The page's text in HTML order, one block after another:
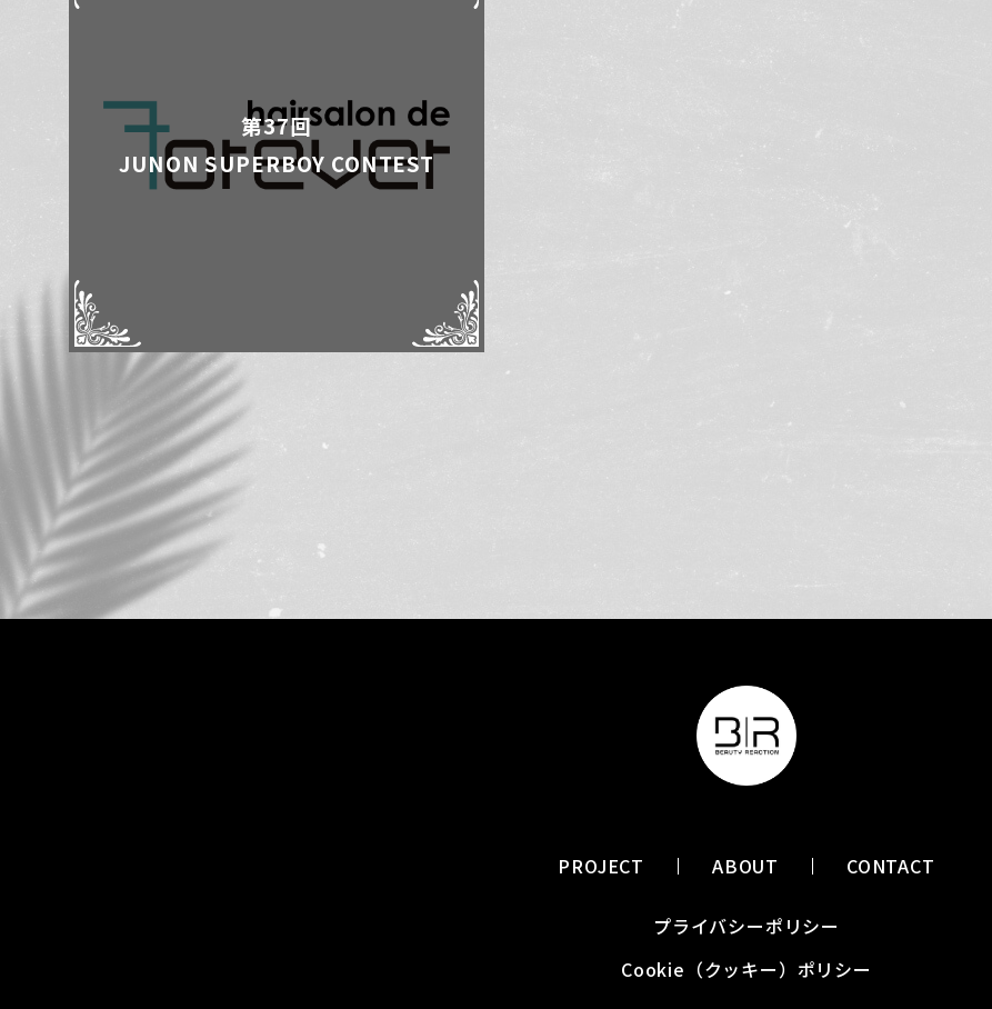
第37回
JUNON SUPERBOY CONTEST
PROJECT ABOUT CONTACT
プライバシーポリシー
Cookie（クッキー）ポリシー